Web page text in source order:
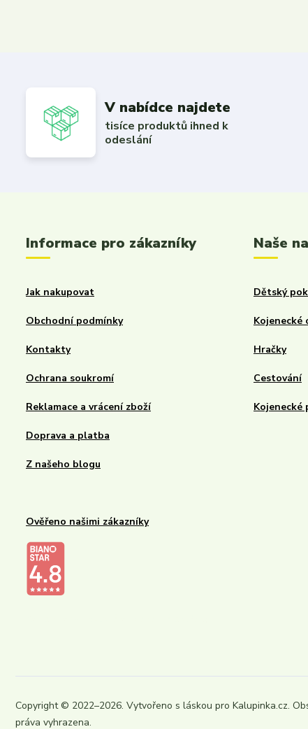
V nabídce najdete
tisíce produktů ihned k
odeslání
Informace pro zákazníky
Jak nakupovat
Obchodní podmínky
Kontakty
Ochrana soukromí
Reklamace a vrácení zboží
Doprava a platba
Z našeho blogu
Ověřeno našimi zákazníky
Naše
Dětský
Kojenecké
Hračky
Cestování
Kojenecké
Copyright © 2022–2026. Vytvořeno s láskou pro Kalupinka.cz.
práva vyhrazena.